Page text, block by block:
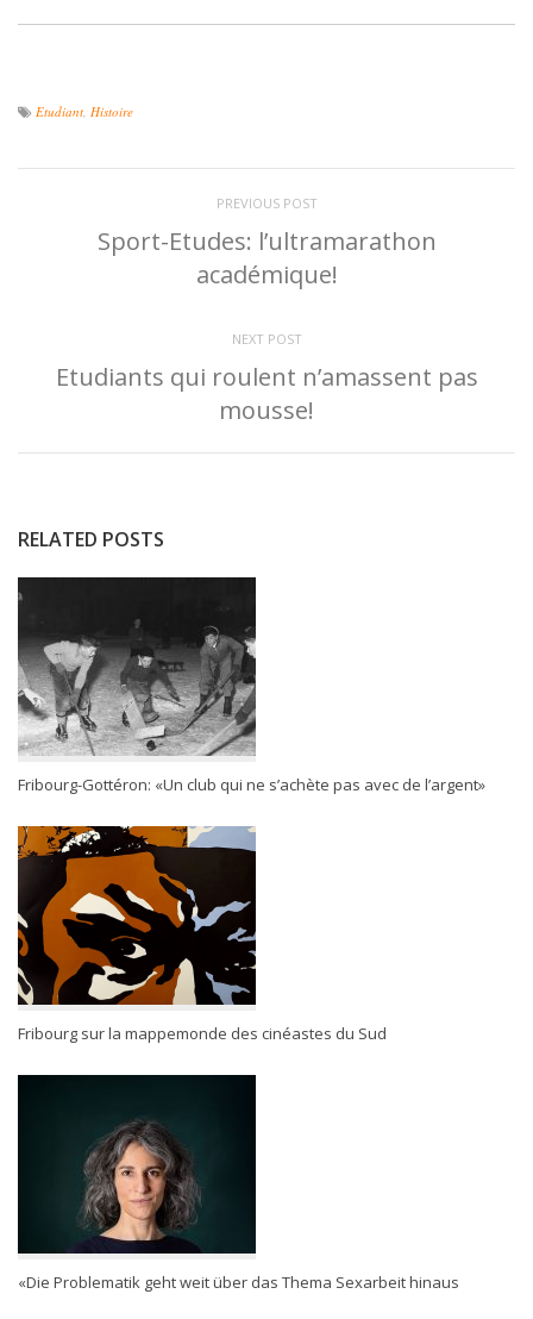
Etudiant Histoire
PREVIOUS POST
Sport-Etudes: l’ultramarathon
académique!
NEXT POST
Etudiants qui roulent n’amassent pas
mousse!
RELATED POSTS
Fribourg-Gottéron: «Un club qui ne s’achète pas avec de l’argent»
Fribourg sur la mappemonde des cinéastes du Sud
«Die Problematik geht weit über das Thema Sexarbeit hinaus